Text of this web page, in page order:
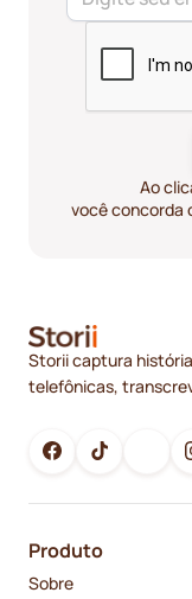
Ao
você concorda
Storii captura
telefônicas,
Produto
Sobre